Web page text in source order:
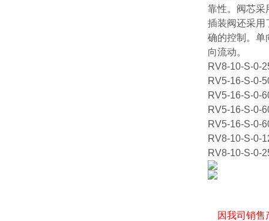
靠性。阀芯采
插装阀还采用
确的控制。单
向流动。
RV8-10-S-0-
RV5-16-S-0-
RV5-16-S-0-
RV5-16-S-0-
RV5-16-S-0-
RV8-10-S-0-
RV8-10-S-0-
因我司销售